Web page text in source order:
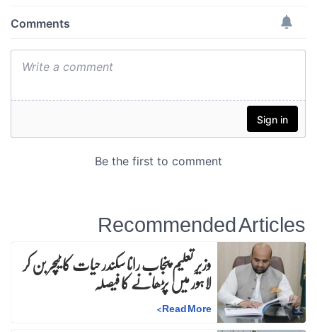
Recommended Articles
وزیرِ تعلیم پنجاب رانا سکندر حیات کا ٹیچر بن کر
لاہور میں پڑھانے کا فیصلہ
Read More
>